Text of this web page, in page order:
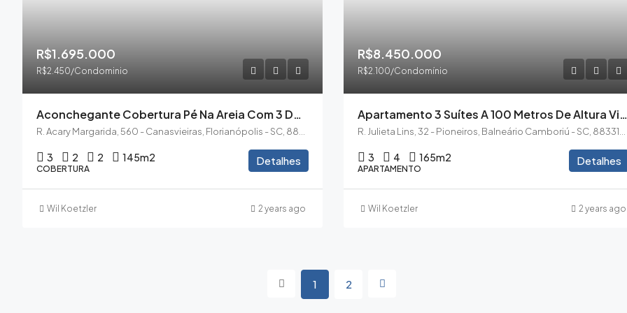
R$1.695.000
R$2.450/Condominio
Aconchegante Cobertura Pé Na Areia Com 3 Dormitórios, Piscina E Vista Em Canasvieiras
R. Acary Margarida, 560 - Canasvieiras, Florianópolis - SC, 88054-400
3 2 2 145m2
COBERTURA
Detalhes
Wil Koetzler 2 years ago
R$8.450.000
R$2.100/Condomínio
Apartamento 3 Suítes A 100 Metros De Altura Vista Mar Infinity Camboriú
R. Julieta Lins, 32 - Pioneiros, Balneário Camboriú - SC, 88331-010
3 4 165m2
APARTAMENTO
Detalhes
Wil Koetzler 2 years ago
1 2